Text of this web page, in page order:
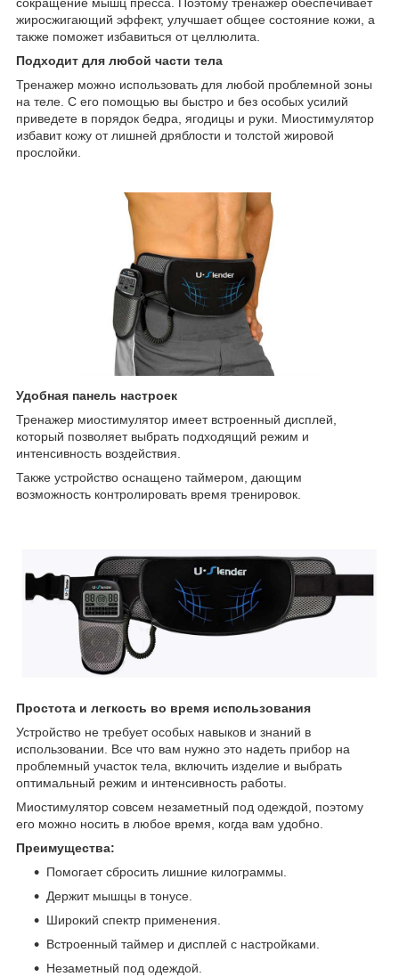
жиросжигающий эффект, улучшает общее состояние кожи, а
также поможет избавиться от целлюлита.
Подходит для любой части тела
Тренажер можно использовать для любой проблемной зоны
на теле. С его помощью вы быстро и без особых усилий
приведете в порядок бедра, ягодицы и руки. Миостимулятор
избавит кожу от лишней дряблости и толстой жировой
прослойки.
Удобная панель настроек
Тренажер миостимулятор имеет встроенный дисплей,
который позволяет выбрать подходящий режим и
интенсивность воздействия.
Также устройство оснащено таймером, дающим
возможность контролировать время тренировок.
Простота и легкость во время использования
Устройство не требует особых навыков и знаний в
использовании. Все что вам нужно это надеть прибор на
проблемный участок тела, включить изделие и выбрать
оптимальный режим и интенсивность работы.
Миостимулятор совсем незаметный под одеждой, поэтому
его можно носить в любое время, когда вам удобно.
Преимущества:
Помогает сбросить лишние килограммы.
Держит мышцы в тонусе.
Широкий спектр применения.
Встроенный таймер и дисплей с настройками.
Незаметный под одеждой.